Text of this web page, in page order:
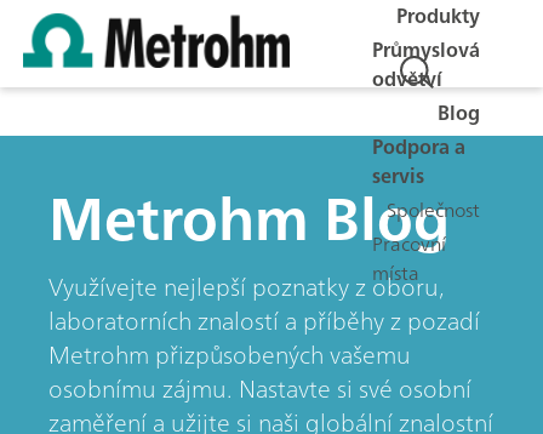
Produkty
Průmyslová
odvětví
Blog
Podpora a
servis
Společnost
Pracovní
místa
Metrohm Blog
Využívejte nejlepší poznatky z oboru,
laboratorních znalostí a příběhy z pozadí
Metrohm přizpůsobených vašemu
osobnímu zájmu. Nastavte si své osobní
zaměření a užijte si naši globální znalostní